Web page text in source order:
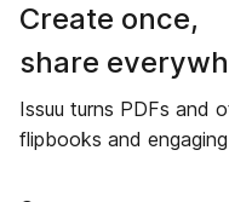
Create once,
share
Issuu turns PDFs and
flipbooks and